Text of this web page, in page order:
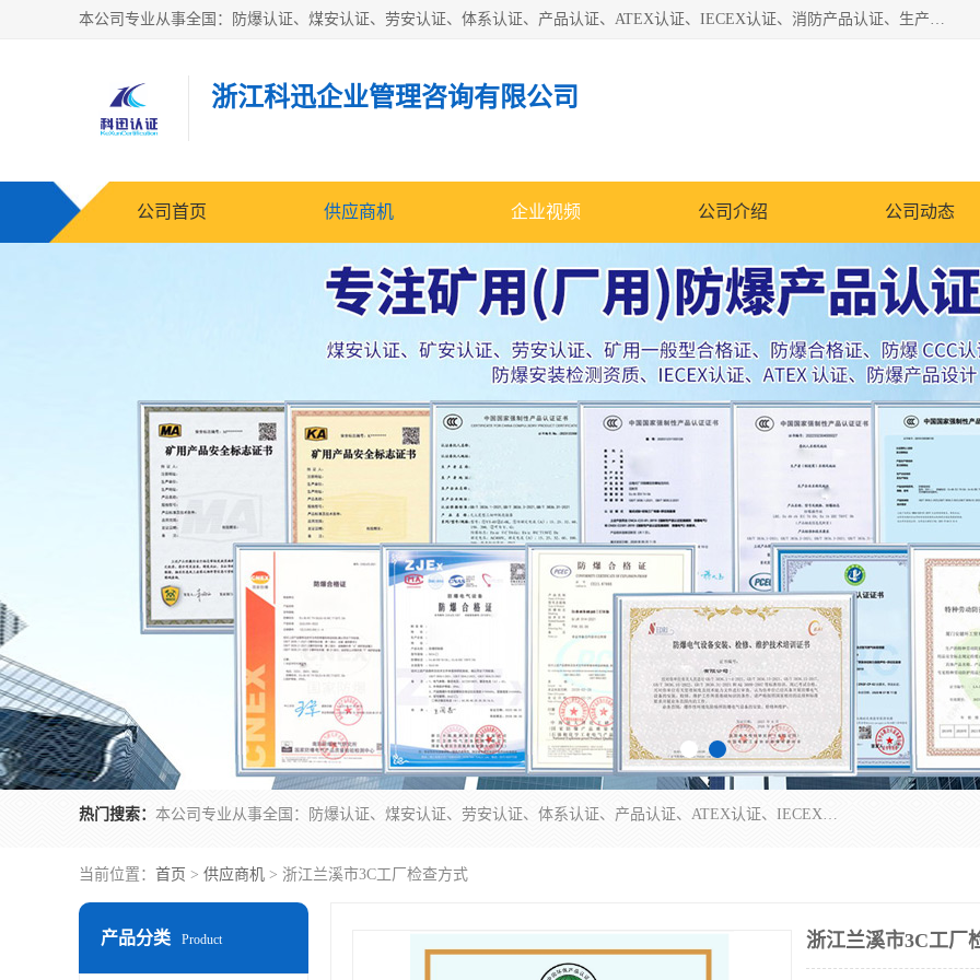
本公司专业从事全国：防爆认证、煤安认证、劳安认证、体系认证、产品认证、ATEX认证、IECEX认证、消防产品认证、生产认可证、验厂指导、认证技术支持、企业管理策划等一站式咨询服务。 用我们的智慧、经验、真诚与勤恳，分享成长的喜悦！ 全国24小时咨询热线：* 认证咨询：张老师（全国*）
浙江科迅企业管理咨询有限公司
公司首页 供应商机 企业视频 公司介绍 公司动态
热门搜索： 本公司专业从事全国：防爆认证、煤安认证、劳安认证、体系认证、产品认证、ATEX认证、IECEX认证、消防产品认证、生产认可证、验厂指导、认证技术支持、企业管理策划等一站式咨询服务。 用我们的智慧、经验、真诚与勤恳，分享成长的喜悦！ 全国24小时咨询热线：* 认证咨询：张老师（全国*）
当前位置： 首页 > 供应商机 > 浙江兰溪市3C工厂检查方式
产品分类 Product 浙江兰溪市3C工厂